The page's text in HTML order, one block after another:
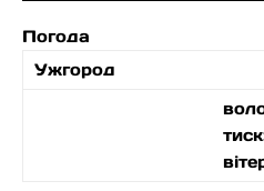
Погода
Ужгород